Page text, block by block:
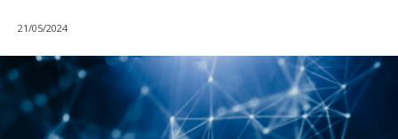
21/05/2024